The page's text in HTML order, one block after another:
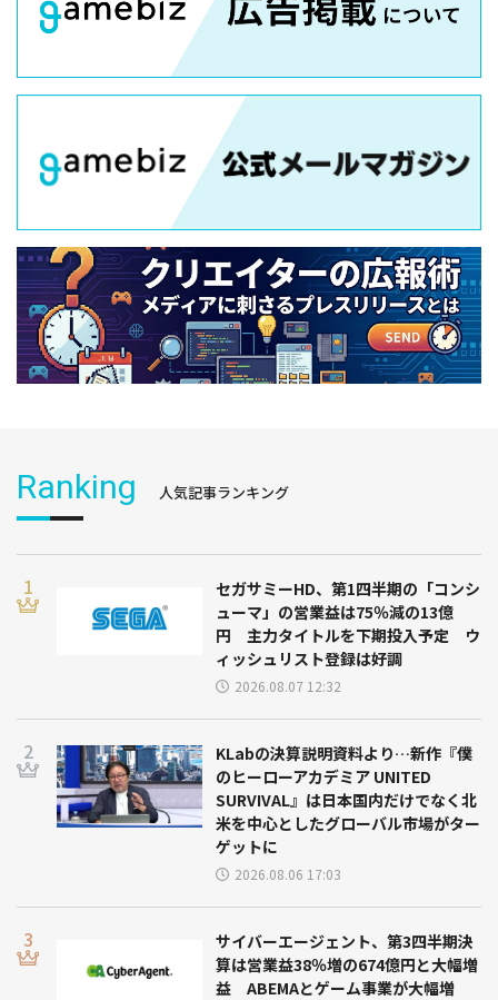
Ranking 人気記事ランキング
セガサミーHD、第1四半期の「コンシ
ューマ」の営業益は75％減の13億
円 主力タイトルを下期投入予定 ウ
ィッシュリスト登録は好調
2026.08.07 12:32
KLabの決算説明資料より…新作『僕
のヒーローアカデミア UNITED
SURVIVAL』は日本国内だけでなく北
米を中心としたグローバル市場がター
ゲットに
2026.08.06 17:03
サイバーエージェント、第3四半期決
算は営業益38％増の674億円と大幅増
益 ABEMAとゲーム事業が大幅増